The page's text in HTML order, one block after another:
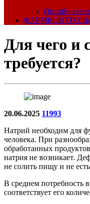
Онлайн-
ФАРМКОНТРОЛЬ
Для чего и
требуется?
20.06.2025 11993
Натрий необходим для
человека. При
обработанных
натрия не возникает.
не солить пищу и не
В среднем потребность
соответствует его